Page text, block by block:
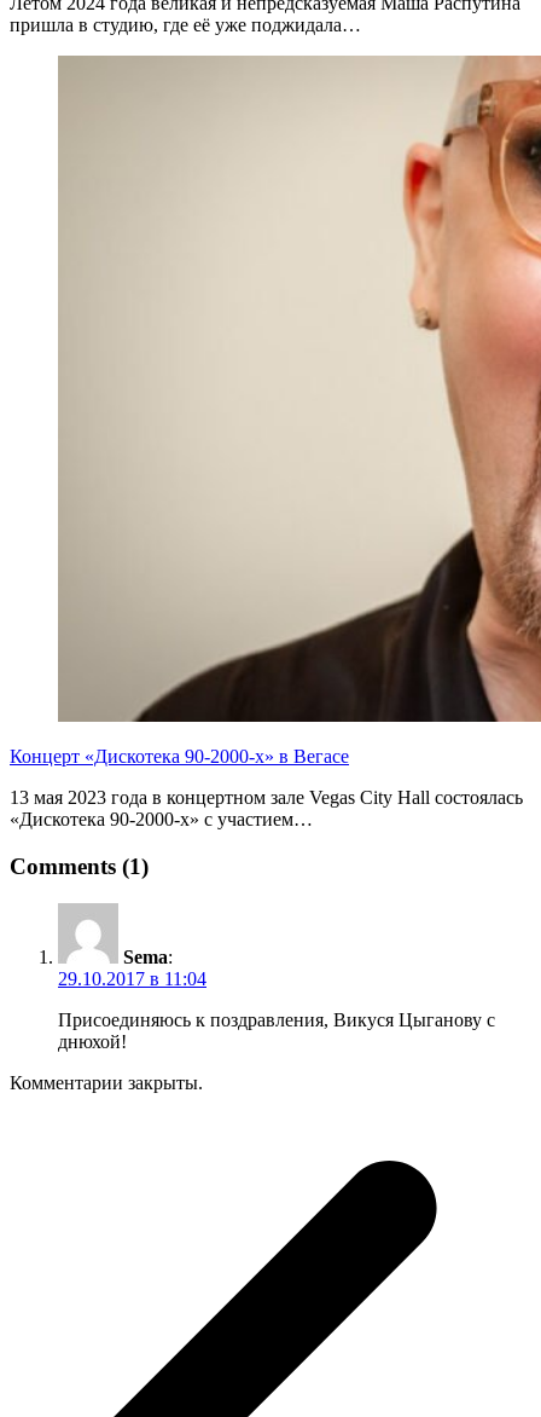
пришла в студию, где её уже поджидала…
Концерт «Дискотека 90-2000-х» в Вегасе
13 мая 2023 года в концертном зале Vegas City Hall состоялась
«Дискотека 90-2000-х» с участием…
Comments (1)
Sema:
29.10.2017 в 11:04
Присоединяюсь к поздравления, Викуся Цыганову с
днюхой!
Комментарии закрыты.